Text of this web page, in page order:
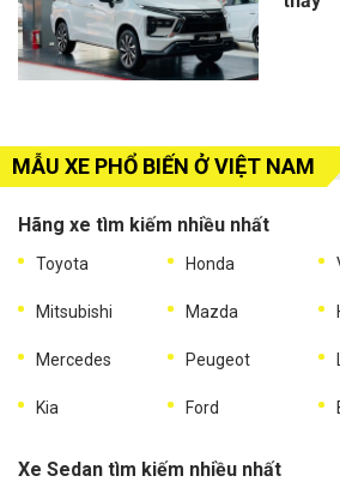
MẪU XE PHỔ BIẾN Ở VIỆT NAM
Hãng xe tìm kiếm nhiều nhất
Toyota Honda
Mitsubishi Mazda
Mercedes Peugeot
Kia Ford
Xe Sedan tìm kiếm nhiều nhất